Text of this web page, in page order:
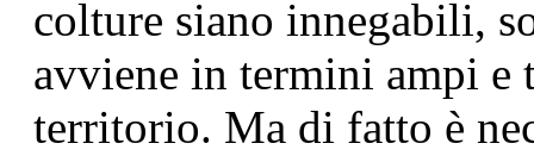
colture siano innegabili,
avviene in termini ampi e
territorio. Ma di fatto è